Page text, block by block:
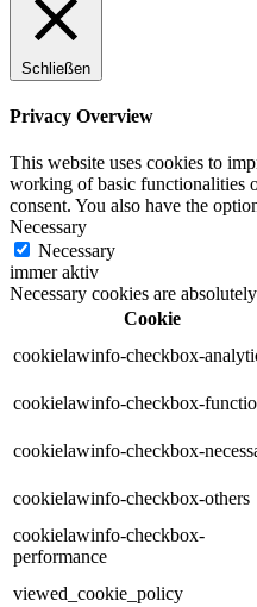
Schließen
Privacy Overview
This website uses cookies to
working of basic functionalities
consent. You also have the
Necessary
Necessary
immer aktiv
Necessary cookies are
Cookie
cookielawinfo-checkbox-
cookielawinfo-checkbox-
cookielawinfo-checkbox-
cookielawinfo-checkbox-others
cookielawinfo-checkbox-
performance
viewed_cookie_policy